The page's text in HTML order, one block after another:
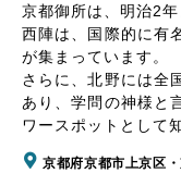
京都御所は、明治2
西陣は、国際的に有
が集まっています。
さらに、北野には全
あり、学問の神様と
ワースポットとして
京都府京都市上京区